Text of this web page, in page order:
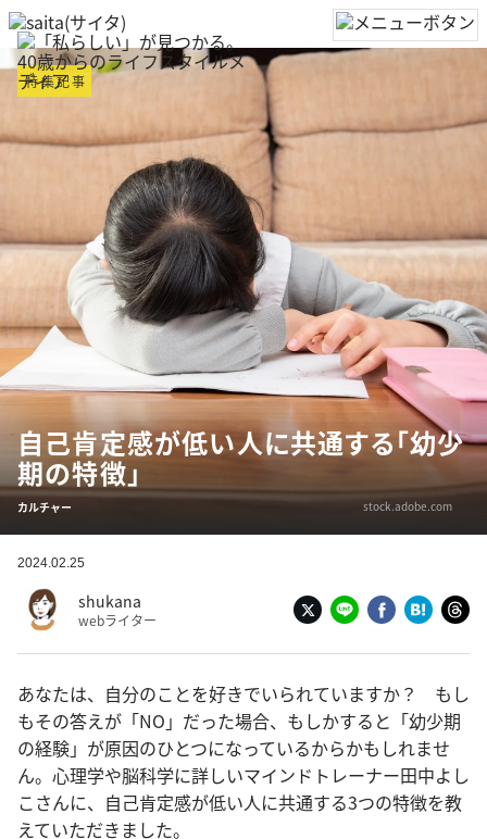
特集記事
自己肯定感が低い人に共通する「幼少
期の特徴」
カルチャー stock.adobe.com
2024.02.25
shukana
webライター
あなたは、自分のことを好きでいられていますか？ もし
もその答えが「NO」だった場合、もしかすると「幼少期
の経験」が原因のひとつになっているからかもしれませ
ん。心理学や脳科学に詳しいマインドトレーナー田中よし
こさんに、自己肯定感が低い人に共通する3つの特徴を教
えていただきました。